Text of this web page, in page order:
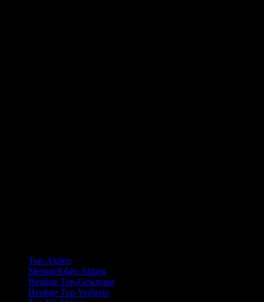
Top-Aktien
Meistgefolgte Aktien
Heutige Top-Gewinner
Heutige Top-Verlierer